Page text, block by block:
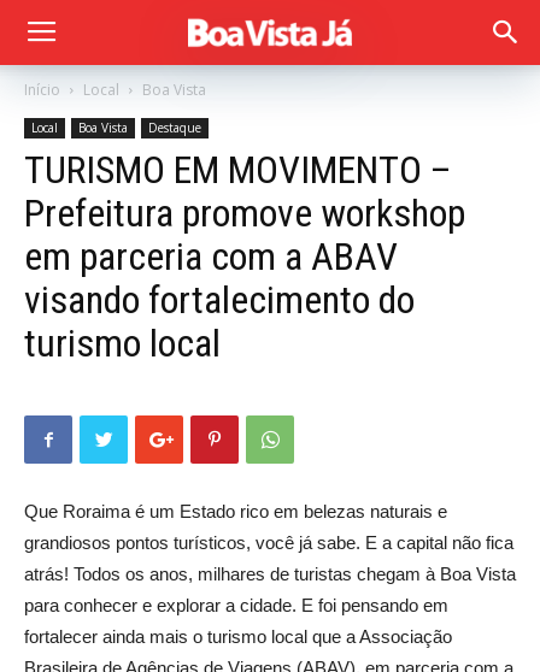
Início Local Boa Vista
Local Boa Vista Destaque
TURISMO EM MOVIMENTO –
Prefeitura promove workshop
em parceria com a ABAV
visando fortalecimento do
turismo local
Que Roraima é um Estado rico em belezas naturais e
grandiosos pontos turísticos, você já sabe. E a capital não fica
atrás! Todos os anos, milhares de turistas chegam à Boa Vista
para conhecer e explorar a cidade. E foi pensando em
fortalecer ainda mais o turismo local que a Associação
Brasileira de Agências de Viagens (ABAV), em parceria com a